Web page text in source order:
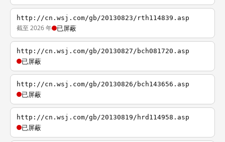
http://cn.wsj.com/gb/20130823/rth114839.asp
截至 2026 年 已屏蔽
http://cn.wsj.com/gb/20130827/bch081720.asp
已屏蔽
http://cn.wsj.com/gb/20130826/bch143656.asp
已屏蔽
http://cn.wsj.com/gb/20130819/hrd114958.asp
已屏蔽